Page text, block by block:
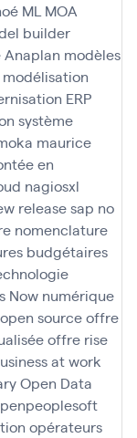
ML MOA
builder
Anaplan modèles
modélisation
ERP
système
maurice
en
nagiosxl
release sap no
nomenclature
budgétaires
Now numérique
sourceoffre
offre rise
at work
Open Data
opérateurs